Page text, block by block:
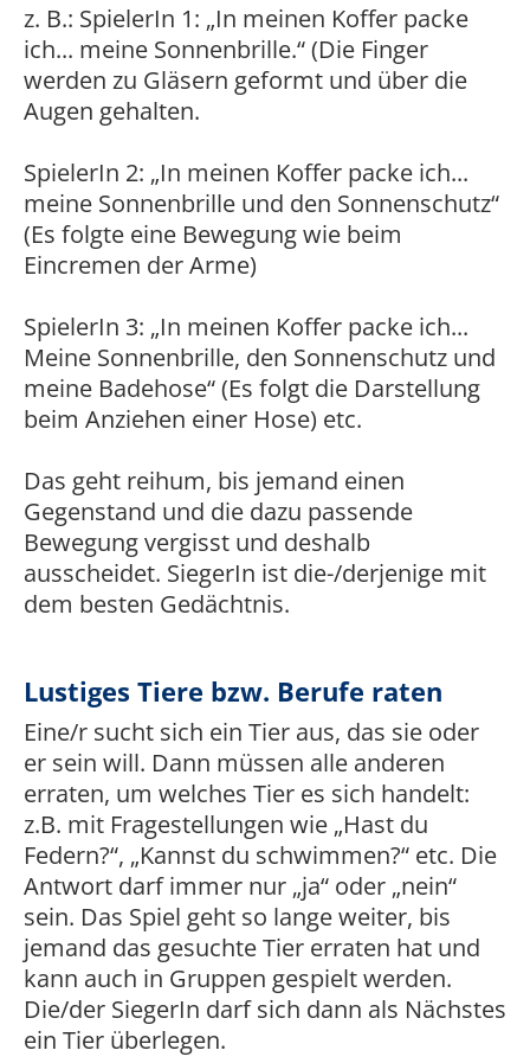
z. B.: SpielerIn 1: „In meinen Koffer packe
ich... meine Sonnenbrille.“ (Die Finger
werden zu Gläsern geformt und über die
Augen gehalten.
SpielerIn 2: „In meinen Koffer packe ich...
meine Sonnenbrille und den Sonnenschutz“
(Es folgte eine Bewegung wie beim
Eincremen der Arme)
SpielerIn 3: „In meinen Koffer packe ich...
Meine Sonnenbrille, den Sonnenschutz und
meine Badehose“ (Es folgt die Darstellung
beim Anziehen einer Hose) etc.
Das geht reihum, bis jemand einen
Gegenstand und die dazu passende
Bewegung vergisst und deshalb
ausscheidet. SiegerIn ist die-/derjenige mit
dem besten Gedächtnis.
Lustiges Tiere bzw. Berufe raten
Eine/r sucht sich ein Tier aus, das sie oder
er sein will. Dann müssen alle anderen
erraten, um welches Tier es sich handelt:
z.B. mit Fragestellungen wie „Hast du
Federn?“, „Kannst du schwimmen?“ etc. Die
Antwort darf immer nur „ja“ oder „nein“
sein. Das Spiel geht so lange weiter, bis
jemand das gesuchte Tier erraten hat und
kann auch in Gruppen gespielt werden.
Die/der SiegerIn darf sich dann als Nächstes
ein Tier überlegen.